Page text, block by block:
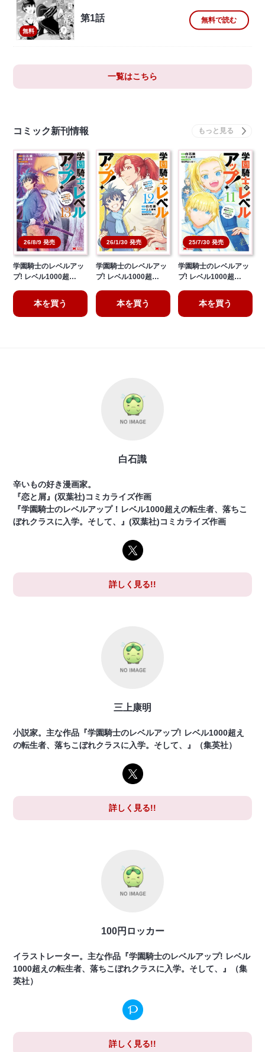
無料
第1話 無料で読む
一覧はこちら
コミック新刊情報
26/8/9 発売
学園騎士のレベルアッ
プ! レベル1000超…
本を買う
26/1/30 発売
学園騎士のレベルアッ
プ! レベル1000超…
本を買う
25/7/30 発売
学園騎士のレベルアッ
プ! レベル1000超…
本を買う
白石識
辛いもの好き漫画家。
『恋と屑』(双葉社)コミカライズ作画
『学園騎士のレベルアップ！レベル1000超えの転生者、落ちこ
ぼれクラスに入学。そして、』(双葉社)コミカライズ作画
詳しく見る!!
三上康明
小説家。主な作品『学園騎士のレベルアップ! レベル1000超え
の転生者、落ちこぼれクラスに入学。そして、』（集英社）
詳しく見る!!
100円ロッカー
イラストレーター。主な作品『学園騎士のレベルアップ! レベル
1000超えの転生者、落ちこぼれクラスに入学。そして、』（集
英社）
詳しく見る!!